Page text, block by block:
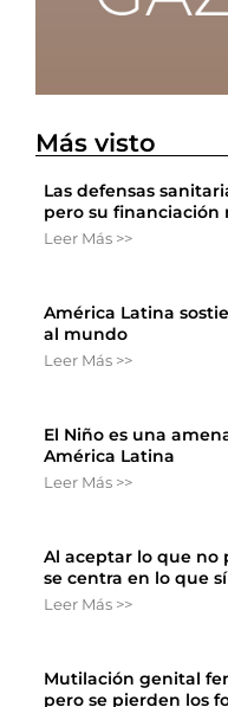
Más visto
Las defensas
pero su financiación
Leer Más >>
América Latina
al mundo
Leer Más >>
El Niño es una
América Latina
Leer Más >>
Al aceptar lo que no
se centra en lo que
Leer Más >>
Mutilación genital
pero se pierden los